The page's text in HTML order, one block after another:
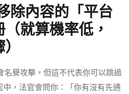
除內容的「平台
就算機率低，
名譽攻擊，但這不代表你可以跳過
，法官會問你：「你有沒有先通